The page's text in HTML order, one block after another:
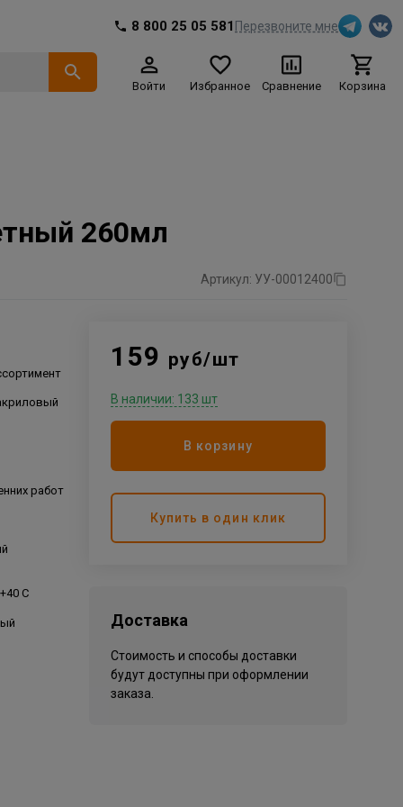
8 800 25 05 581 Перезвоните мне
Войти Избранное Сравнение Корзина
260мл
Артикул: УУ-00012400
работ
С
159 руб/шт
В наличии: 133 шт
В корзину
Купить в один клик
Доставка
Стоимость и способы доставки
будут доступны при оформлении
заказа.